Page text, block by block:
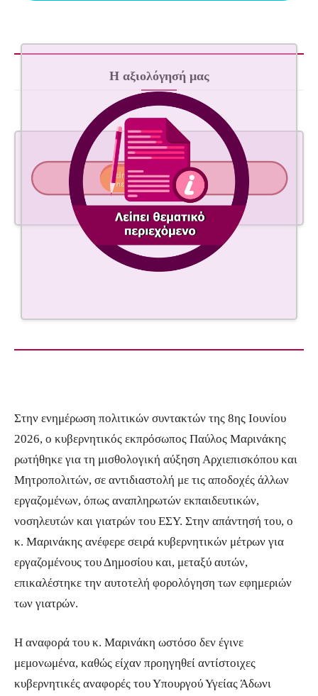
Η αξιολόγησή μας
Στην ενημέρωση πολιτικών συντακτών της 8ης Ιουνίου
2026, ο κυβερνητικός εκπρόσωπος Παύλος Μαρινάκης
ρωτήθηκε για τη μισθολογική αύξηση Αρχιεπισκόπου και
Μητροπολιτών, σε αντιδιαστολή με τις αποδοχές άλλων
εργαζομένων, όπως αναπληρωτών εκπαιδευτικών,
νοσηλευτών και γιατρών του ΕΣΥ. Στην απάντησή του, ο
κ. Μαρινάκης ανέφερε σειρά κυβερνητικών μέτρων για
εργαζομένους του Δημοσίου και, μεταξύ αυτών,
επικαλέστηκε την αυτοτελή φορολόγηση των εφημεριών
των γιατρών.
Η αναφορά του κ. Μαρινάκη ωστόσο δεν έγινε
μεμονωμένα, καθώς είχαν προηγηθεί αντίστοιχες
κυβερνητικές αναφορές του Υπουργού Υγείας Άδωνι